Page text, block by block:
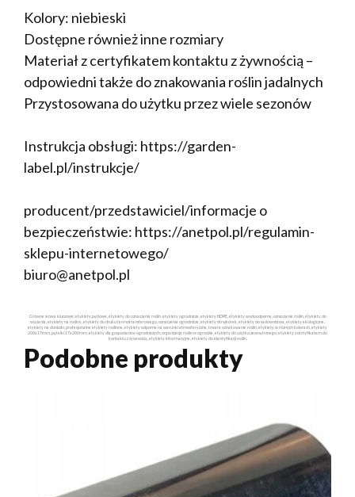
Kolory: niebieski
Dostępne również inne rozmiary
Materiał z certyfikatem kontaktu z żywnością –
odpowiedni także do znakowania roślin jadalnych
Przystosowana do użytku przez wiele sezonów
Instrukcja obsługi: https://garden-
label.pl/instrukcje/
producent/przedstawiciel/informacje o
bezpieczeństwie: https://anetpol.pl/regulamin-
sklepu-internetowego/
biuro@anetpol.pl
Główne słowa kluczowe: etykiety pętlowe, etykiety do oznaczania roślin, etykiety ogrodnicze, etykiety HDPE, etykiety wodoodporne, oznaczanie roślin, etykiety do
wiązania, etykiety na rośliny, etykiety do druku termotransferowego, oznaczenia ogrodnicze, etykiety do szkółek, etykiety do sadownictwa, etykiety ekologiczne,
etykiety na doniczki, profesjonalne etykiety roślinne, etykiety odporne na warunki atmosferyczne, trwałe oznakowanie roślin, etykiety w różnych kolorach, etykiety
200x17mm, pętelki 17x200mm, etykiety dla gospodarstw ogrodniczych, organizacja roślin w ogrodzie, etykiety do użytku zewnętrznego, etykiety z certyfikatem do
kontaktu z żywnością, etykiety informacyjne, etykiety do identyfikacji roślin.
Podobne produkty